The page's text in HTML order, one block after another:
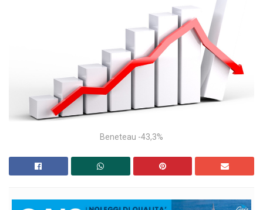
Beneteau -43,3%